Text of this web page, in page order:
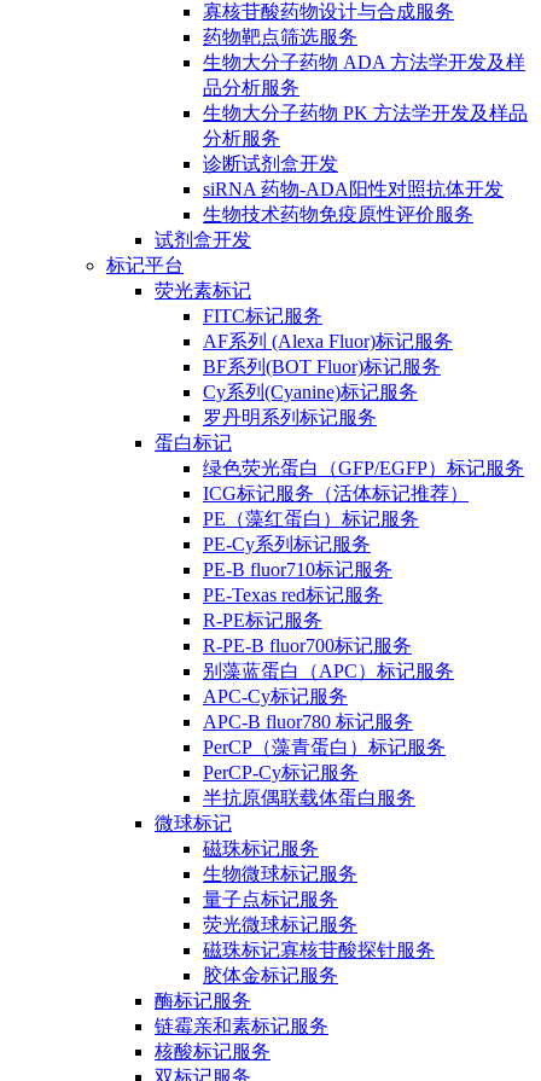
寡核苷酸药物设计与合成服务
药物靶点筛选服务
生物大分子药物 ADA 方法学开发及样
品分析服务
生物大分子药物 PK 方法学开发及样品
分析服务
诊断试剂盒开发
siRNA 药物-ADA阳性对照抗体开发
生物技术药物免疫原性评价服务
试剂盒开发
标记平台
荧光素标记
FITC标记服务
AF系列 (Alexa Fluor)标记服务
BF系列(BOT Fluor)标记服务
Cy系列(Cyanine)标记服务
罗丹明系列标记服务
蛋白标记
绿色荧光蛋白（GFP/EGFP）标记服务
ICG标记服务（活体标记推荐）
PE（藻红蛋白）标记服务
PE-Cy系列标记服务
PE-B fluor710标记服务
PE-Texas red标记服务
R-PE标记服务
R-PE-B fluor700标记服务
别藻蓝蛋白（APC）标记服务
APC-Cy标记服务
APC-B fluor780 标记服务
PerCP（藻青蛋白）标记服务
PerCP-Cy标记服务
半抗原偶联载体蛋白服务
微球标记
磁珠标记服务
生物微球标记服务
量子点标记服务
荧光微球标记服务
磁珠标记寡核苷酸探针服务
胶体金标记服务
酶标记服务
链霉亲和素标记服务
核酸标记服务
双标记服务